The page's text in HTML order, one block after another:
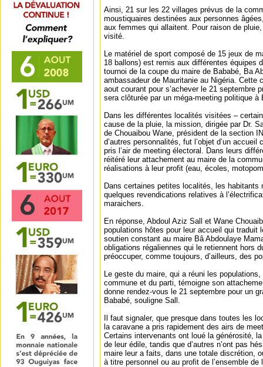
Ainsi, 21 sur les 22 villages prévus de la
moustiquaires destinées aux personnes
aux femmes qui allaitent. Pour raison de pluie,
visité.
Le matériel de sport composé de 15 jeux de
18 ballons) est remis aux différentes équipes
tournoi de la coupe du maire de Bababé, Ba
ambassadeur de Mauritanie au Nigéria. Cette
aout courant pour s’achever le 21 septembre
sera clôturée par un méga-meeting politique à
Dans les différentes localités visitées –
cause de la pluie, la mission, dirigée par Dr.
de Chouaibou Wane, président de la section
d’autres personnalités, fut l’objet d’un
pris l’air de meeting électoral. Dans leurs
réitéré leur attachement au maire de la
réalisations à leur profit (eau, écoles,
Dans certaines petites localités, les habitants
quelques revendications relatives à
maraichers.
En réponse, Abdoul Aziz Sall et Wane
populations hôtes pour leur accueil qui traduit
soutien constant au maire Bâ Abdoulaye
obligations régaliennes qui le retiennent hors
préoccuper, comme toujours, d’ailleurs, des
Le geste du maire, qui a réuni les
commune et du parti, témoigne son
donne rendez-vous le 21 septembre pour un
Bababé, souligne Sall.
Il faut signaler, que presque dans toutes les
la caravane a pris rapidement des airs de
Certains intervenants ont loué la générosité,
de leur édile, tandis que d’autres n’ont pas
maire leur a faits, dans une totale discrétion,
à titre personnel ou au profit de l’ensemble de